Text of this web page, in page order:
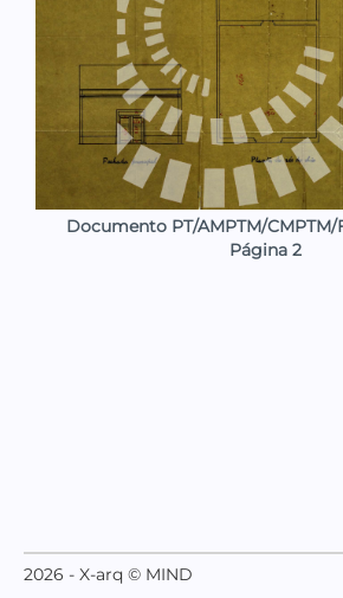
Documento PT/AMPTM/CMPTM/
Página 2
2026 - X-arq © MIND